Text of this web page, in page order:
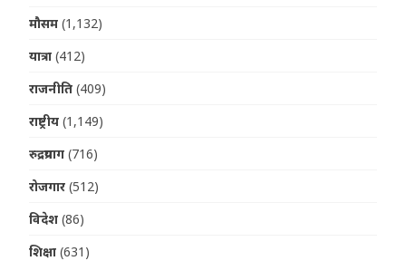
मौसम (1,132)
यात्रा (412)
राजनीति (409)
राष्ट्रीय (1,149)
रुद्रप्रयाग (716)
रोजगार (512)
विदेश (86)
शिक्षा (631)